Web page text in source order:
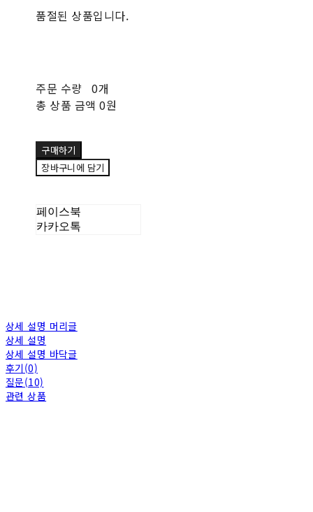
품절된 상품입니다.
주문 수량 0개
총 상품 금액 0원
구매하기
장바구니에 담기
페이스북
카카오톡
상세 설명 머리글
상세 설명
상세 설명 바닥글
후기(0)
질문(10)
관련 상품